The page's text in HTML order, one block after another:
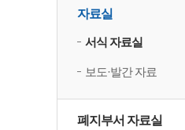
자료실
서식 자료실
보도·발간 자료
폐지부서 자료실